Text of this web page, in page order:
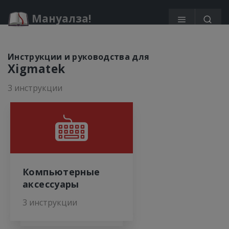
Мануалза!
Инструкции и руководства для
Xigmatek
3 инструкции
Компьютерные
аксессуары
3 инструкции